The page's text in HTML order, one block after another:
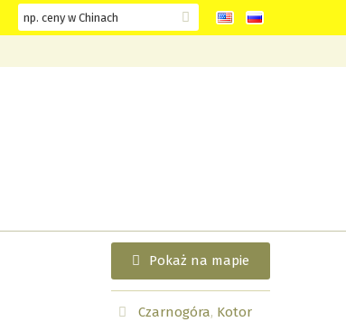
Pokaż na mapie
Czarnogóra Kotor